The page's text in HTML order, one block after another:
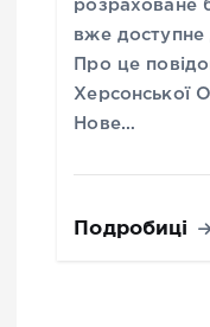
розраховане
вже доступне
Про це
Херсонської
Нове…
Подробиці